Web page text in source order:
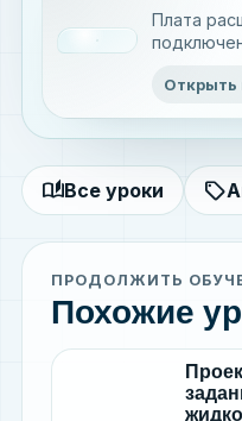
Плата
Открыть
auto_storiesВсе уроки sell
ПРОДОЛЖИТЬ
Похожие